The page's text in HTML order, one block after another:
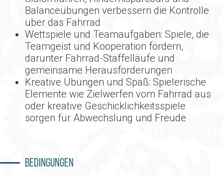
Balanceübungen verbessern die Kontrolle
über das Fahrrad
Wettspiele und Teamaufgaben: Spiele, die
Teamgeist und Kooperation fördern,
darunter Fahrrad-Staffelläufe und
gemeinsame Herausforderungen
Kreative Übungen und Spaß: Spielerische
Elemente wie Zielwerfen vom Fahrrad aus
oder kreative Geschicklichkeitsspiele
sorgen für Abwechslung und Freude
Bedingungen